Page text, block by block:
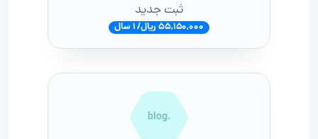
ثبت جدید
55,150,000 ریال/ 1 سال
.blog